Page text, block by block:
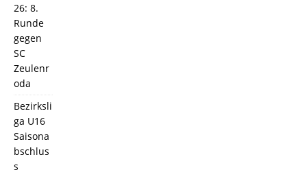
26: 8.
Runde
gegen
SC
Zeulenr
oda
Bezirksli
ga U16
Saisona
bschlus
s